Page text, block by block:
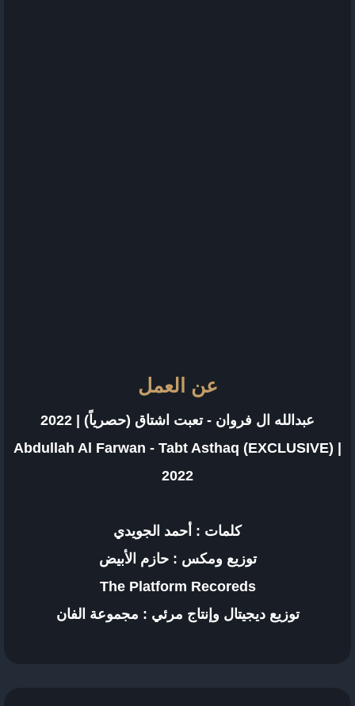
عن العمل
عبدالله ال فروان - تعبت اشتاق (حصرياً) | 2022
Abdullah Al Farwan - Tabt Asthaq (EXCLUSIVE) |
2022
كلمات : أحمد الجويدي
توزيع ومكس : حازم الأبيض
The Platform Recoreds
توزيع ديجيتال وإنتاج مرئي : مجموعة الفان